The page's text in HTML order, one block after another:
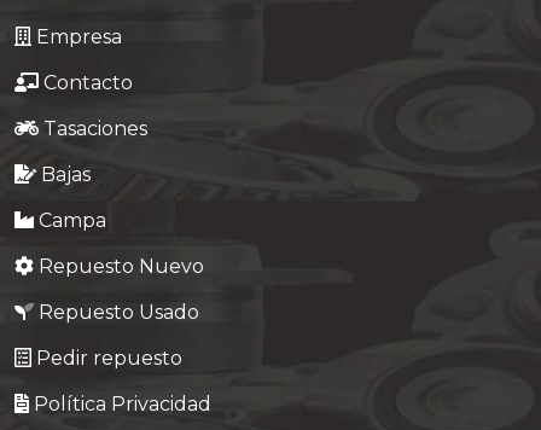
Empresa
Contacto
Tasaciones
Bajas
Campa
Repuesto Nuevo
Repuesto Usado
Pedir repuesto
Política Privacidad